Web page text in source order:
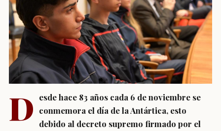
D esde hace 83 años cada 6 de noviembre se
conmemora el día de la Antártica, esto
debido al decreto supremo firmado por el